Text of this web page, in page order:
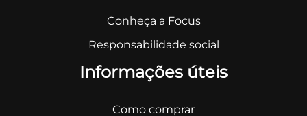
Conheça a Focus
Responsabilidade social
Informações úteis
Como comprar